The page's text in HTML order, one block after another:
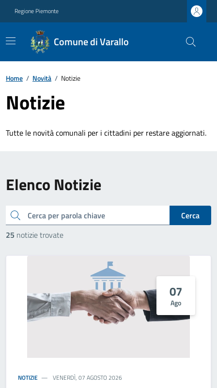
Regione Piemonte
Comune di Varallo
Home / Novità / Notizie
Notizie
Tutte le novità comunali per i cittadini per restare aggiornati.
Elenco Notizie
cerca
Cerca
25 notizie trovate
07
Ago
NOTIZIE VENERDÌ, 07 AGOSTO 2026